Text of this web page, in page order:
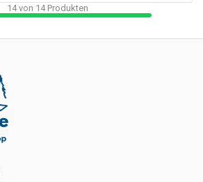
14von 14Produkten